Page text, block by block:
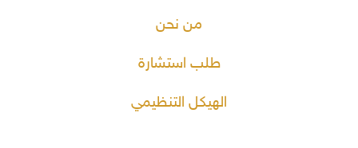
من نحن
طلب استشارة
الهيكل التنظيمي